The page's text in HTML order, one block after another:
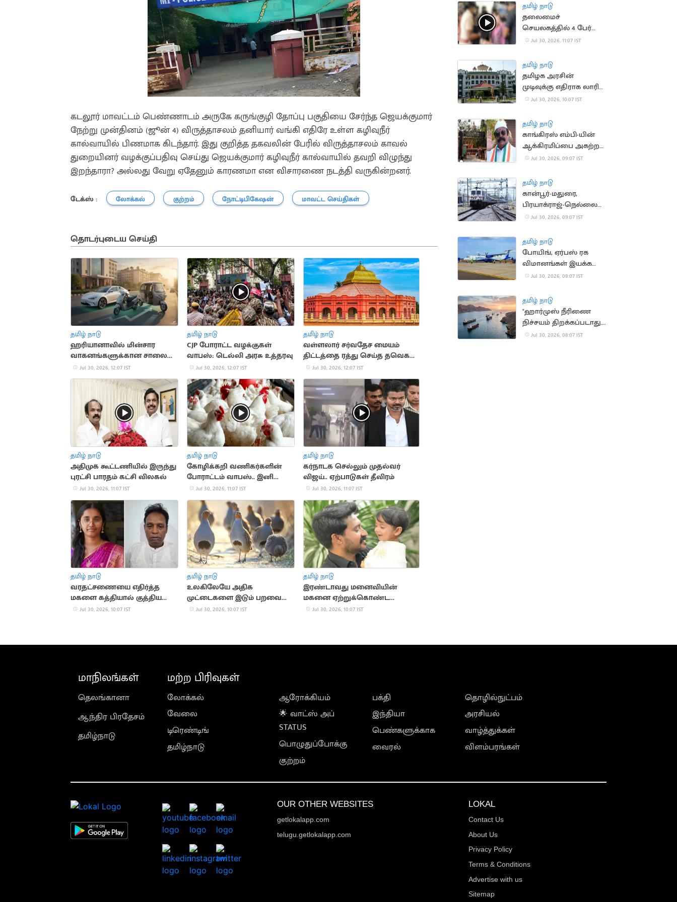
கடலூர் மாவட்டம் பெண்ணாடம் அருகே கருங்குழி தோப்பு பகுதியை சேர்ந்த ஜெயக்குமார்
நேற்று முன்தினம் (ஜூன் 4) விருத்தாசலம் தனியார் வங்கி எதிரே உள்ள கழிவுநீர்
கால்வாயில் பிணமாக கிடந்தார். இது குறித்த தகவலின் பேரில் விருத்தாசலம் காவல்
துறையினர் வழக்குப்பதிவு செய்து ஜெயக்குமார் கழிவுநீர் கால்வாயில் தவறி விழுந்து
இறந்தாரா? அல்லது வேறு ஏதேனும் காரணமா என விசாரணை நடத்தி வருகின்றனர்.
டேக்ஸ் : லோக்கல் குற்றம் நோட்டிபிகேஷன் மாவட்ட செய்திகள்
தொடர்புடைய செய்தி
தமிழ் நாடு
ஹரியானாவில் மின்சார
வாகனங்களுக்கான சாலை
வரி முழுமையாக ரத்து
Jul 30, 2026, 12:07 IST
தமிழ் நாடு
CJP போராட்ட வழக்குகள்
வாபஸ்: டெல்லி அரசு உத்தரவு
Jul 30, 2026, 12:07 IST
தமிழ் நாடு
வள்ளலார் சர்வதேச மையம்
திட்டத்தை ரத்து செய்த தவெக
அரசுJul 30, 2026, 12:07 IST
தமிழ் நாடு
அதிமுக கூட்டணியில் இருந்து
புரட்சி பாரதம் கட்சி விலகல்
Jul 30, 2026, 11:07 IST
தமிழ் நாடு
கோழிக்கறி வணிகர்களின்
போராட்டம் வாபஸ்.. இனி
தட்டுப்பாடு இல்லை
Jul 30, 2026, 11:07 IST
தமிழ் நாடு
கர்நாடக செல்லும் முதல்வர்
விஜய்.. ஏற்பாடுகள் தீவிரம்
Jul 30, 2026, 11:07 IST
தமிழ் நாடு
வரதட்சணையை எதிர்த்த
மகளை கத்தியால் குத்திய
தந்தை
Jul 30, 2026, 10:07 IST
தமிழ் நாடு
உலகிலேயே அதிக
முட்டைகளை இடும் பறவை
எது தெரியுமா?
Jul 30, 2026, 10:07 IST
தமிழ் நாடு
இரண்டாவது மனைவியின்
மகனை ஏற்றுக்கொண்ட
மாதம்பட்டி ரங்கராஜ்
Jul 30, 2026, 10:07 IST
தமிழ் நாடு
தலைமைச்
செயலகத்தில் 4 பேர்
தற்கொலை முயற்சி
Jul 30, 2026, 11:07 IST
தமிழ் நாடு
தமிழக அரசின்
முடிவுக்கு எதிராக லாரி
உரிமையாளர்கள் மனு
Jul 30, 2026, 10:07 IST
தமிழ் நாடு
காங்கிரஸ் எம்பி-யின்
ஆக்கிரமிப்பை அகற்ற
நீதிமன்றம் உத்தரவு
Jul 30, 2026, 09:07 IST
தமிழ் நாடு
கான்பூர்-மதுரை,
பிரயாக்ராஜ்-நெல்லை
இடையே சிறப்பு
Jul 30, 2026, 09:07 IST
தமிழ் நாடு
போயிங், ஏர்பஸ் ரக
விமானங்கள் இயக்க
கோரிக்கை
Jul 30, 2026, 08:07 IST
தமிழ் நாடு
"ஹார்முஸ் நீரிணை
நிச்சயம் திறக்கப்படாது.."
-ஈரான் மீண்டும்
Jul 30, 2026, 08:07 IST
மாநிலங்கள்
தெலங்கானா
ஆந்திர பிரதேசம்
தமிழ்நாடு
மற்ற பிரிவுகள்
லோக்கல்
வேலை
டிரெண்டிங்
தமிழ்நாடு
ஆரோக்கியம்
🌟 வாட்ஸ் அப்
STATUS
பொழுதுப்போக்கு
குற்றம்
பக்தி
இந்தியா
பெண்களுக்காக
வைரல்
தொழில்நுட்பம்
அரசியல்
வாழ்த்துக்கள்
விளம்பரங்கள்
OUR OTHER WEBSITES
getlokalapp.com
telugu.getlokalapp.com
LOKAL
Contact Us
About Us
Privacy Policy
Terms & Conditions
Advertise with us
Sitemap